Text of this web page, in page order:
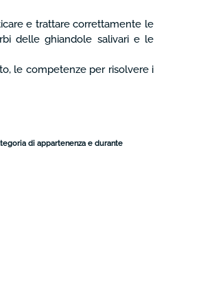
e trattare correttamente le
delle ghiandole salivari e le
le competenze per risolvere i
di appartenenza e durante